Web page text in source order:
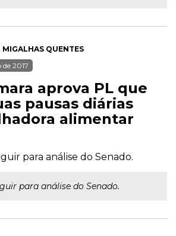
MIGALHAS QUENTES
2017
aprova PL que
pausas diárias
alimentar
para análise do Senado.
para análise do Senado.